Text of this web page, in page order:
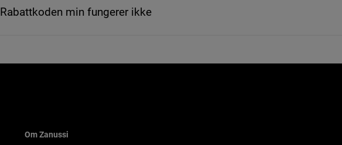
Rabattkoden min fungerer ikke
Om Zanussi